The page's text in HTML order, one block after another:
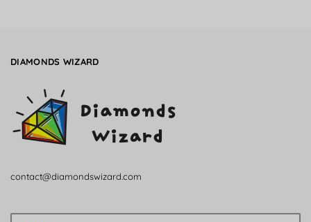
DIAMONDS WIZARD
contact@diamondswizard.com